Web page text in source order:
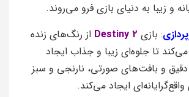
و زیبا به دنیای بازی فرو می‌روند.
: بازی Destiny 2 از رنگ‌های زنده
می‌کند تا جلوه‌ای زیبا و جذاب ایجاد
دقیق و بافت‌های صورتی، نارنجی و سبز
ایجاد می‌کند.